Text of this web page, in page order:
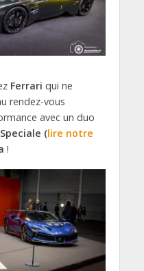
Ferrari qui ne
rendez-vous
avec un duo
(lire notre
!